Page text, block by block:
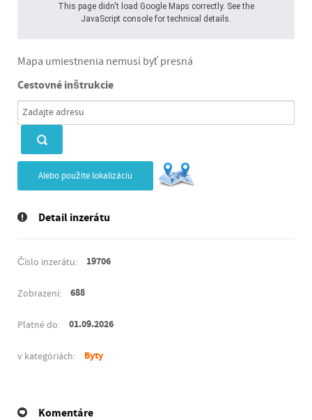
This page didn't load Google Maps correctly. See the
JavaScript console for technical details.
Mapa umiestnenia nemusí byť presná
Cestovné inštrukcie
Alebo použite lokalizáciu
Detail inzerátu
Číslo inzerátu: 19706
Zobrazení: 688
Platné do: 01.09.2026
v kategóriách: Byty
Komentáre